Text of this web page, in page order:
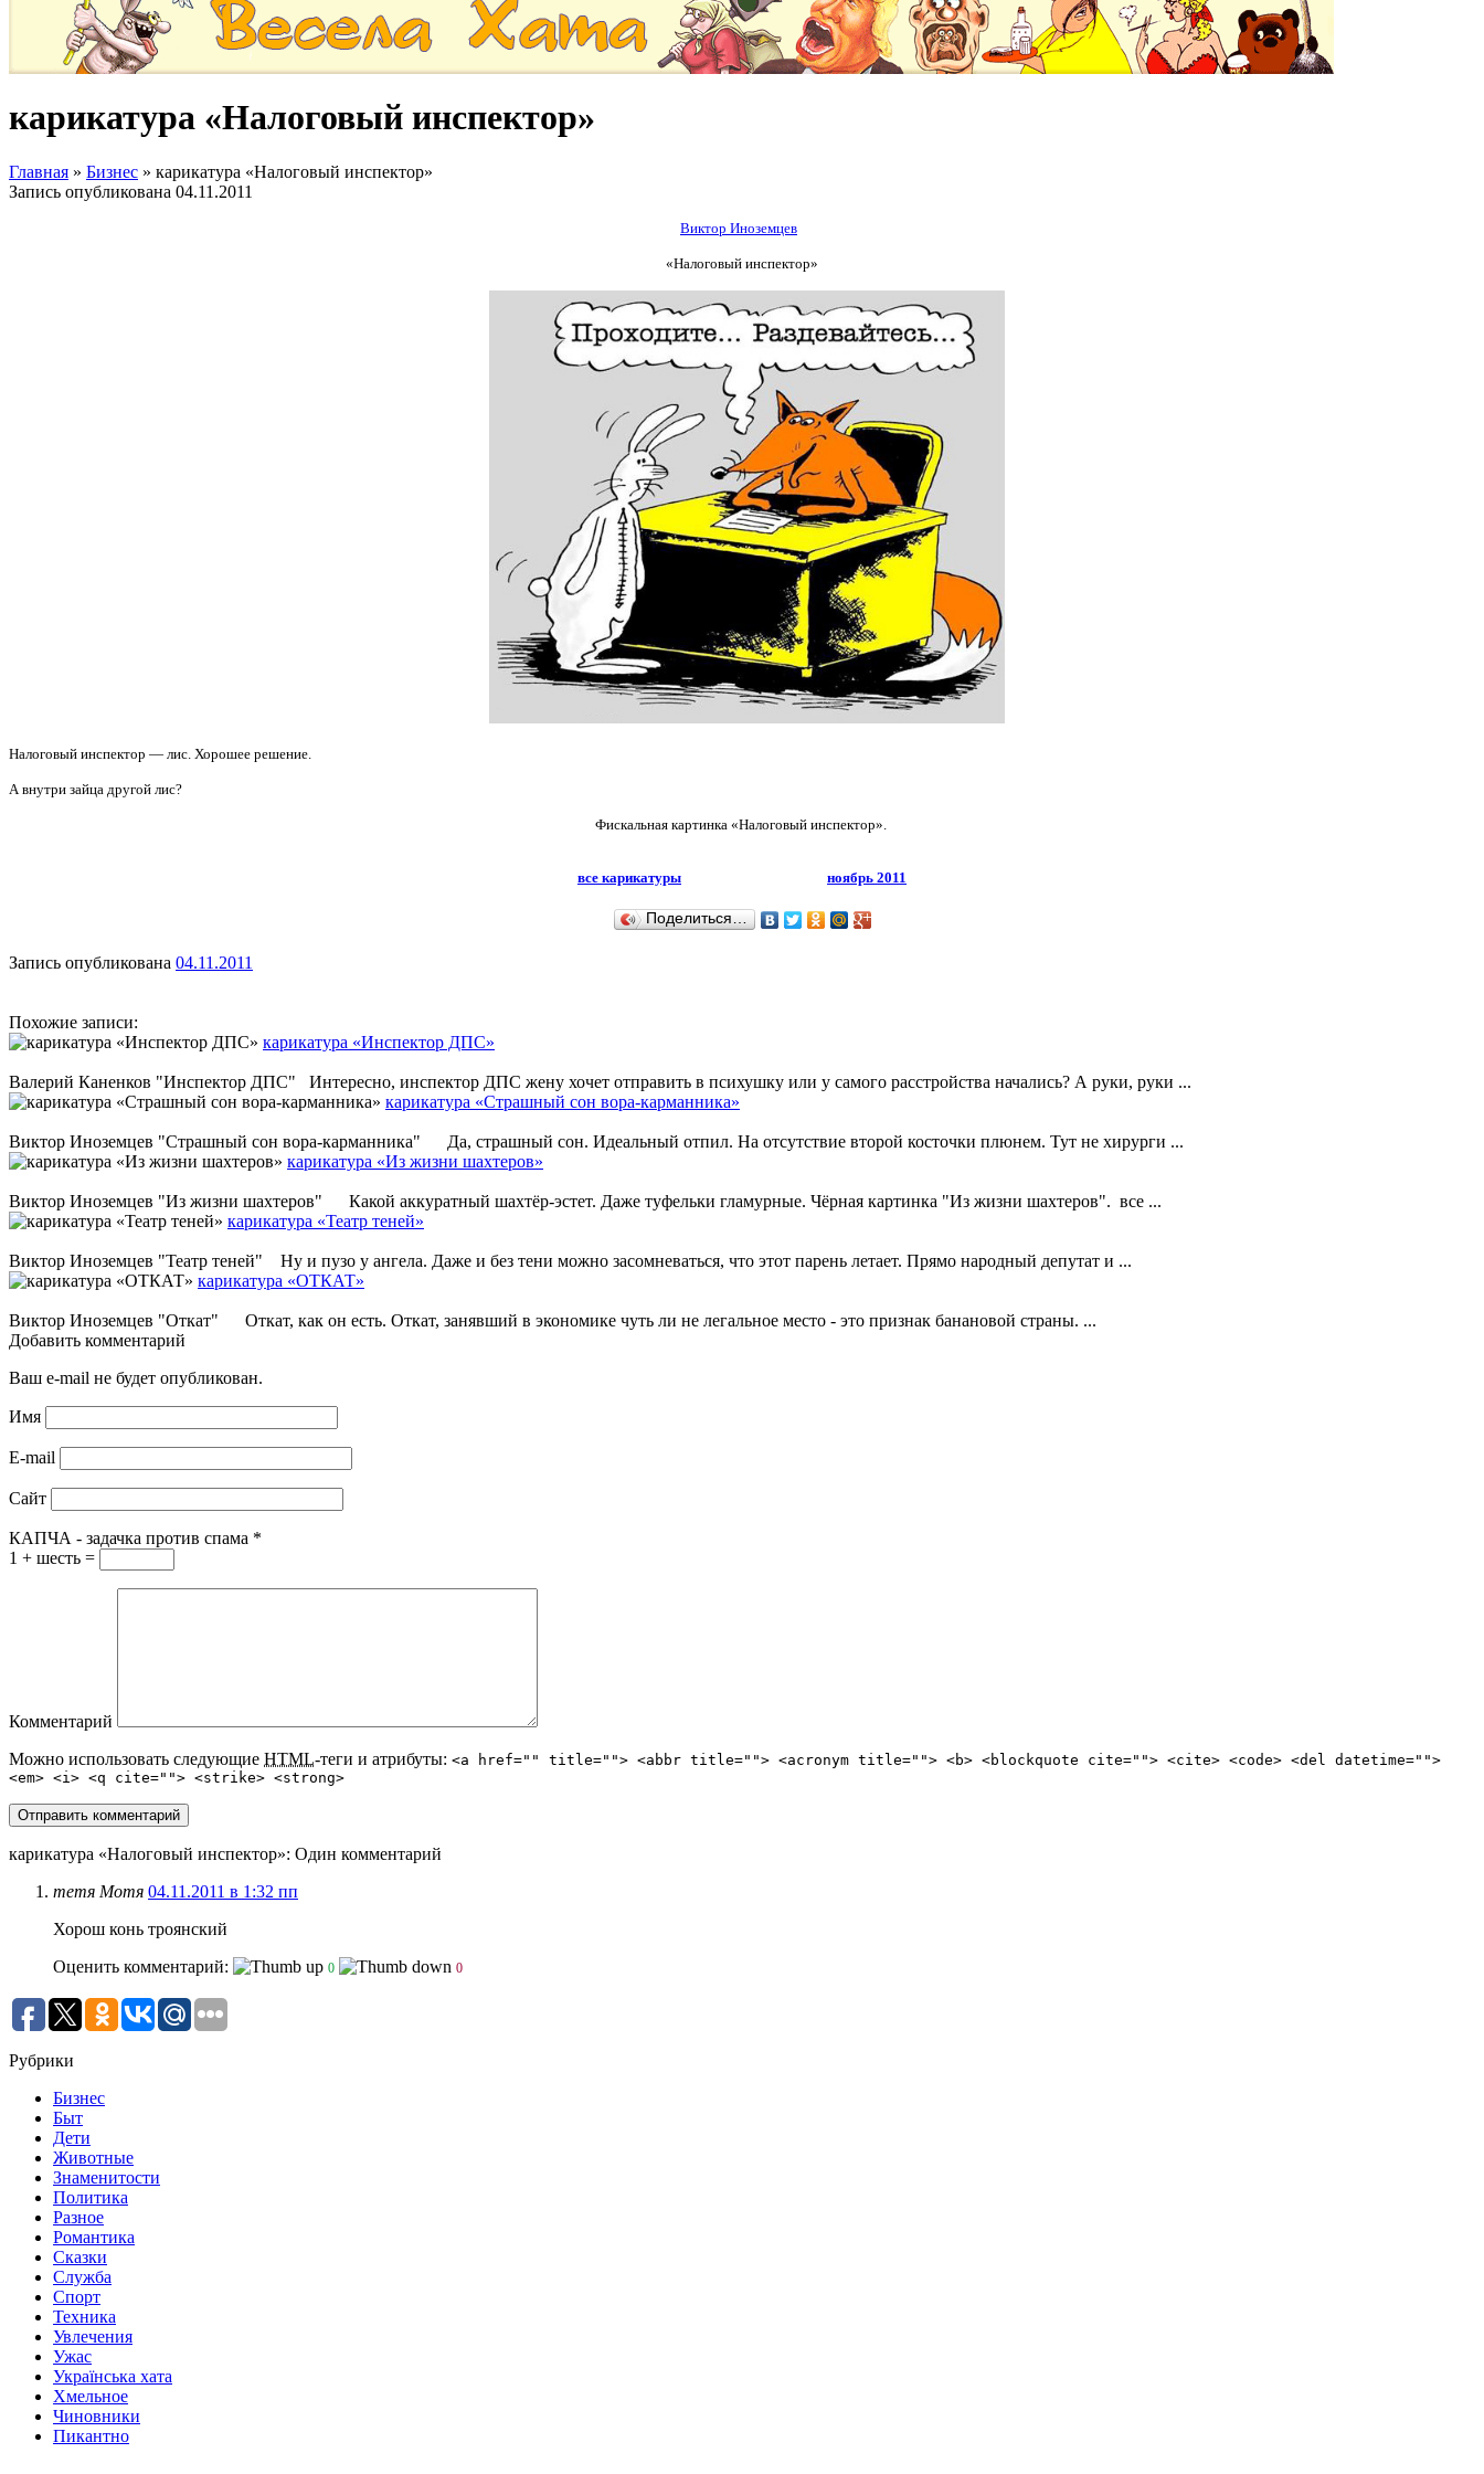
карикатура «Налоговый инспектор»
Главная » Бизнес » карикатура «Налоговый инспектор»
Запись опубликована 04.11.2011
Виктор Иноземцев
«Налоговый инспектор»
Налоговый инспектор — лис. Хорошее решение.
А внутри зайца другой лис?
Фискальная картинка «Налоговый инспектор».
все карикатуры ноябрь 2011
Поделиться…
Запись опубликована 04.11.2011
Похожие записи:
карикатура «Инспектор ДПС»
Валерий Каненков "Инспектор ДПС" Интересно, инспектор ДПС жену хочет отправить в психушку или у самого расстройства начались? А руки, руки ...
карикатура «Страшный сон вора-карманника»
Виктор Иноземцев "Страшный сон вора-карманника" Да, страшный сон. Идеальный отпил. На отсутствие второй косточки плюнем. Тут не хирурги ...
карикатура «Из жизни шахтеров»
Виктор Иноземцев "Из жизни шахтеров" Какой аккуратный шахтёр-эстет. Даже туфельки гламурные. Чёрная картинка "Из жизни шахтеров". все ...
карикатура «Театр теней»
Виктор Иноземцев "Театр теней" Ну и пузо у ангела. Даже и без тени можно засомневаться, что этот парень летает. Прямо народный депутат и ...
карикатура «ОТКАТ»
Виктор Иноземцев "Откат" Откат, как он есть. Откат, занявший в экономике чуть ли не легальное место - это признак банановой страны. ...
Добавить комментарий
Ваш e-mail не будет опубликован.
Имя
E-mail
Сайт
КАПЧА - задачка против спама *
1 + шесть =
Комментарий
Можно использовать следующие HTML-теги и атрибуты: <a href="" title=""> <abbr title=""> <acronym title=""> <b> <blockquote cite=""> <cite> <code> <del datetime="">
<em> <i> <q cite=""> <strike> <strong>
карикатура «Налоговый инспектор»: Один комментарий
тетя Мотя 04.11.2011 в 1:32 пп
Хорош конь троянский
Оценить комментарий:
0 0
Рубрики
Бизнес
Быт
Дети
Животные
Знаменитости
Политика
Разное
Романтика
Сказки
Служба
Спорт
Техника
Увлечения
Ужас
Українська хата
Хмельное
Чиновники
Пикантно